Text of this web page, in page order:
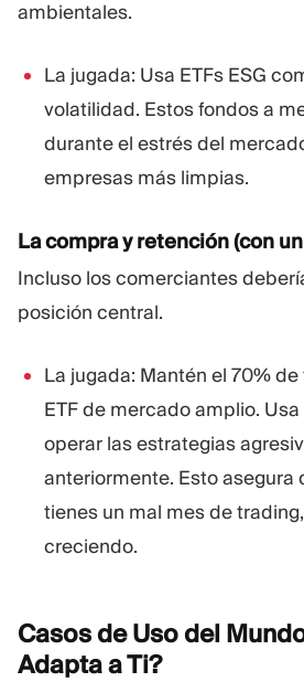
ambientales.
La jugada: Usa ETFs ESG
volatilidad. Estos fondos a
durante el estrés del
empresas más limpias.
La compra y retención (con
Incluso los comerciantes
posición central.
La jugada: Mantén el 70%
ETF de mercado amplio.
operar las estrategias
anteriormente. Esto asegura
tienes un mal mes de
creciendo.
Casos de Uso del
Adapta aTi?